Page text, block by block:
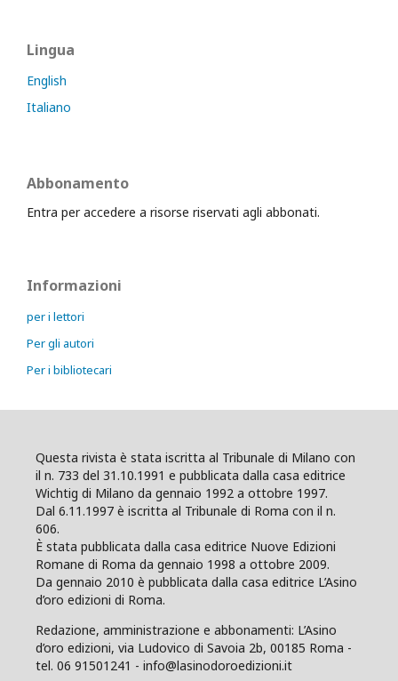
Lingua
English
Italiano
Abbonamento
Entra per accedere a risorse riservati agli abbonati.
Informazioni
per i lettori
Per gli autori
Per i bibliotecari
Questa rivista è stata iscritta al Tribunale di Milano con
il n. 733 del 31.10.1991 e pubblicata dalla casa editrice
Wichtig di Milano da gennaio 1992 a ottobre 1997.
Dal 6.11.1997 è iscritta al Tribunale di Roma con il n.
606.
È stata pubblicata dalla casa editrice Nuove Edizioni
Romane di Roma da gennaio 1998 a ottobre 2009.
Da gennaio 2010 è pubblicata dalla casa editrice L’Asino
d’oro edizioni di Roma.
Redazione, amministrazione e abbonamenti: L’Asino
d’oro edizioni, via Ludovico di Savoia 2b, 00185 Roma -
tel. 06 91501241 - info@lasinodoroedizioni.it